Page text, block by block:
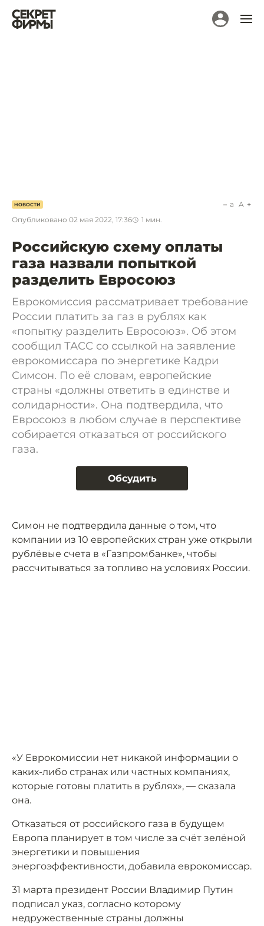
НОВОСТИ
Опубликовано 02 мая 2022, 17:36 1 мин.
a A
Российскую схему оплаты
газа назвали попыткой
разделить Евросоюз
Еврокомиссия рассматривает требование
России платить за газ в рублях как
«попытку разделить Евросоюз». Об этом
сообщил ТАСС со ссылкой на заявление
еврокомиссара по энергетике Кадри
Симсон. По её словам, европейские
страны «должны ответить в единстве и
солидарности». Она подтвердила, что
Евросоюз в любом случае в перспективе
собирается отказаться от российского
газа.
Обсудить
Симон не подтвердила данные о том, что
компании из 10 европейских стран уже открыли
рублёвые счета в «Газпромбанке», чтобы
рассчитываться за топливо на условиях России.
«У Еврокомиссии нет никакой информации о
каких-либо странах или частных компаниях,
которые готовы платить в рублях», — сказала
она.
Отказаться от российского газа в будущем
Европа планирует в том числе за счёт зелёной
энергетики и повышения
энергоэффективности, добавила еврокомиссар.
31 марта президент России Владимир Путин
подписал указ, согласно которому
недружественные страны должны